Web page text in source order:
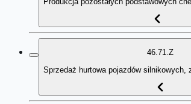
46.71.Z
Sprzedaż hurtowa pojazdów silnikowych,